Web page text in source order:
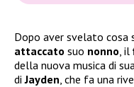
Dopo aver svelato cosa
attaccato suo nonno , il
della nuova musica di
diJayden , che fa una